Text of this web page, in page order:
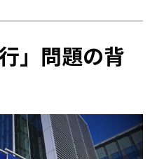
」問題の背